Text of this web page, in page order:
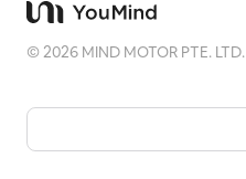
©2026 MIND MOTOR PTE. LTD.